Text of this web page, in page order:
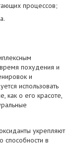
процессов;
похудения и
и
использовать
как о его красоте,
укрепляют
способности в